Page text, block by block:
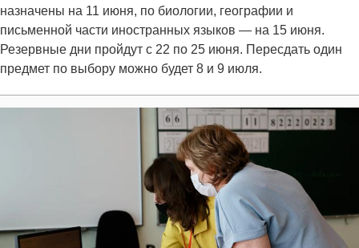
назначены на 11 июня, по биологии, географии и
письменной части иностранных языков — на 15 июня.
Резервные дни пройдут с 22 по 25 июня. Пересдать один
предмет по выбору можно будет 8 и 9 июля.